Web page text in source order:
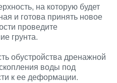
на которую будет
и готова принять новое
проведите
грунта.
обустройства дренажной
воды под
к ее деформации.